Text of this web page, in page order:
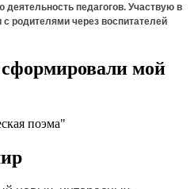
деятельность педагогов. Участвую в
родителями через воспитателей
мой
поэма"